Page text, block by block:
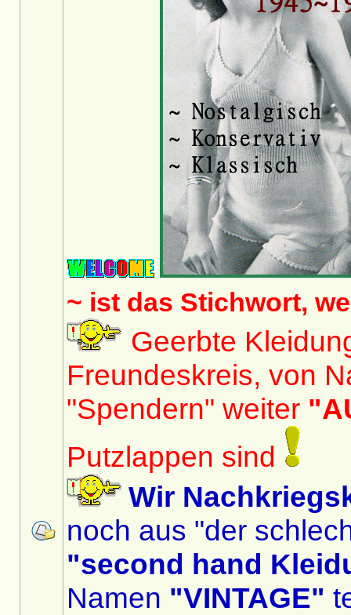
~ ist das Stichwort,
Geerbte
Freundeskreis, von
"Spendern" weiter
Putzlappen sind
Wir
noch aus "der
"second hand
Namen "VINTAGE"